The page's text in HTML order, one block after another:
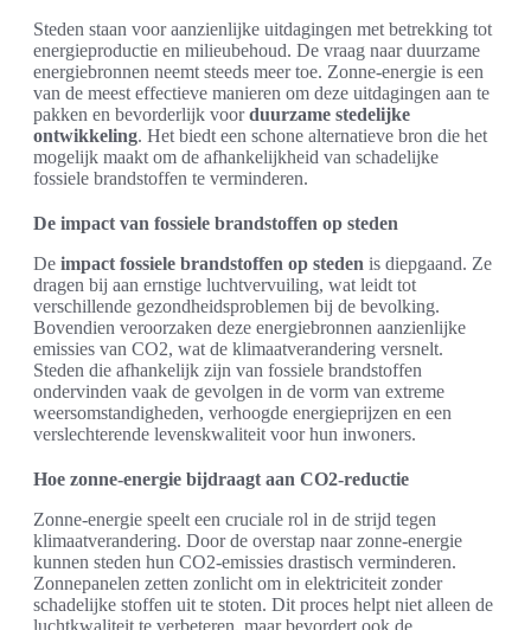
Steden staan voor aanzienlijke uitdagingen met betrekking tot
energieproductie en milieubehoud. De vraag naar duurzame
energiebronnen neemt steeds meer toe. Zonne-energie is een
van de meest effectieve manieren om deze uitdagingen aan te
pakken en bevorderlijk voorduurzame stedelijke
ontwikkeling. Het biedt een schone alternatieve bron die het
mogelijk maakt om de afhankelijkheid van schadelijke
fossiele brandstoffen te verminderen.
De impact van fossiele brandstoffen op steden
De impact fossiele brandstoffen op steden is diepgaand. Ze
dragen bij aan ernstige luchtvervuiling, wat leidt tot
verschillende gezondheidsproblemen bij de bevolking.
Bovendien veroorzaken deze energiebronnen aanzienlijke
emissies van CO2, wat de klimaatverandering versnelt.
Steden die afhankelijk zijn van fossiele brandstoffen
ondervinden vaak de gevolgen in de vorm van extreme
weersomstandigheden, verhoogde energieprijzen en een
verslechterende levenskwaliteit voor hun inwoners.
Hoe zonne-energie bijdraagt aan CO2-reductie
Zonne-energie speelt een cruciale rol in de strijd tegen
klimaatverandering. Door de overstap naar zonne-energie
kunnen steden hun CO2-emissies drastisch verminderen.
Zonnepanelen zetten zonlicht om in elektriciteit zonder
schadelijke stoffen uit te stoten. Dit proces helpt niet alleen de